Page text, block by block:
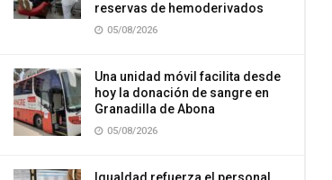
reservas de hemoderivados
05/08/2026
Una unidad móvil facilita desde
hoy la donación de sangre en
Granadilla de Abona
05/08/2026